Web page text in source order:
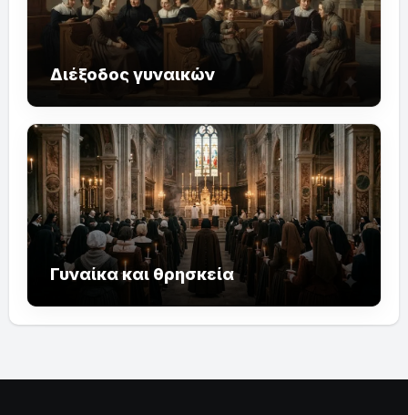
Διέξοδος γυναικών
Γυναίκα και θρησκεία